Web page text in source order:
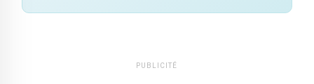
PUBLICITÉ